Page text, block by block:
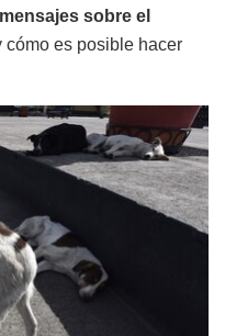
mensajes sobre el
cómo es posible hacer